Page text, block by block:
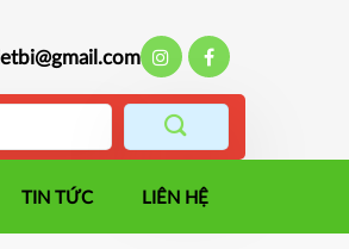
TIN TỨC LIÊN HỆ